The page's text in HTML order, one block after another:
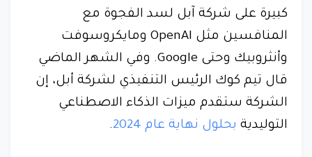
كبيرة على شركة آبل لسد الفجوة مع
المنافسين مثل OpenAI ومايكروسوفت
وأنثروبيك وحتى Google. وفي الشهر الماضي
قال تيم كوك الرئيس التنفيذي لشركة أبل، إن
الشركة ستقدم ميزات الذكاء الاصطناعي
التوليدية بحلول نهاية عام 2024 .